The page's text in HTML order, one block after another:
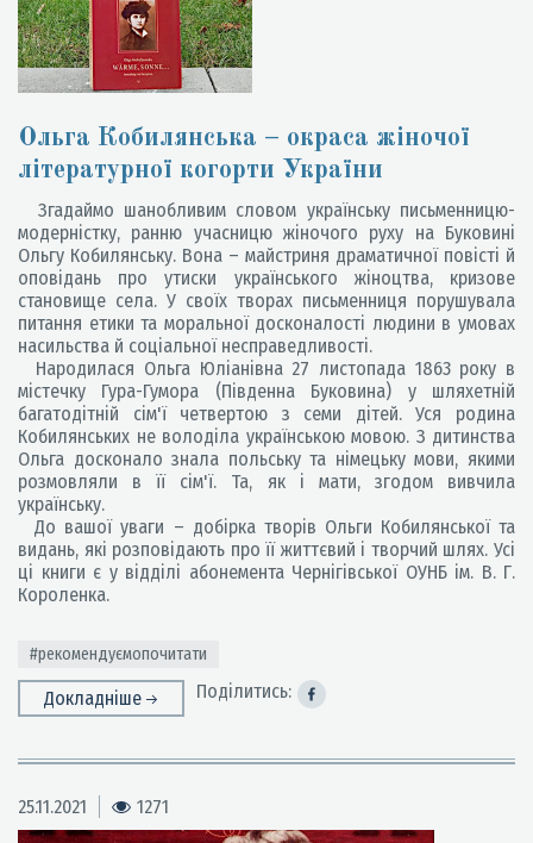
Ольга Кобилянська – окраса жіночої
літературної когорти України
Згадаймо шанобливим словом українську письменницю-
модерністку, ранню учасницю жіночого руху на Буковині
Ольгу Кобилянську. Вона – майстриня драматичної повісті й
оповідань про утиски українського жіноцтва, кризове
становище села. У своїх творах письменниця порушувала
питання етики та моральної досконалості людини в умовах
насильства й соціальної несправедливості.
Народилася Ольга Юліанівна 27 листопада 1863 року в
містечку Гура-Гумора (Південна Буковина) у шляхетній
багатодітній сім'ї четвертою з семи дітей. Уся родина
Кобилянських не володіла українською мовою. З дитинства
Ольга досконало знала польську та німецьку мови, якими
розмовляли в її сім'ї. Та, як і мати, згодом вивчила
українську.
До вашої уваги – добірка творів Ольги Кобилянської та
видань, які розповідають про її життєвий і творчий шлях. Усі
ці книги є у відділі абонемента Чернігівської ОУНБ ім. В. Г.
Короленка.
#рекомендуємопочитати
Докладніше Поділитись:
25.11.2021 1271